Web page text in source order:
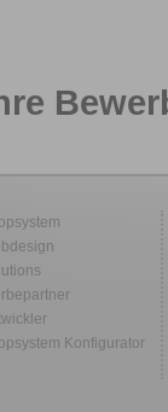
Konfigurator